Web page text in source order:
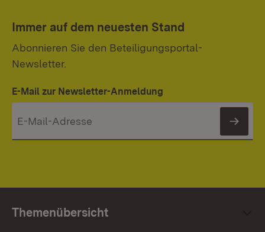
Immer auf dem neuesten Stand
Abonnieren Sie den Beteiligungsportal-
Newsletter.
E-Mail zur Newsletter-Anmeldung
Themenübersicht